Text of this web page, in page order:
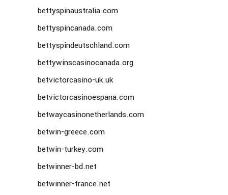
bettyspinaustralia.com
bettyspincanada.com
bettyspindeutschland.com
bettywinscasinocanada.org
betvictorcasino-uk.uk
betvictorcasinoespana.com
betwaycasinonetherlands.com
betwin-greece.com
betwin-turkey.com
betwinner-bd.net
betwinner-france.net